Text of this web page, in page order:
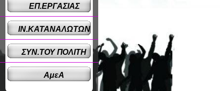
ΕΠ.ΕΡΓΑΣΙΑΣ
ΙΝ.ΚΑΤΑΝΑΛΩΤΩΝ
ΣΥΝ.ΤΟΥ ΠΟΛΙΤΗ
ΑμεΑ